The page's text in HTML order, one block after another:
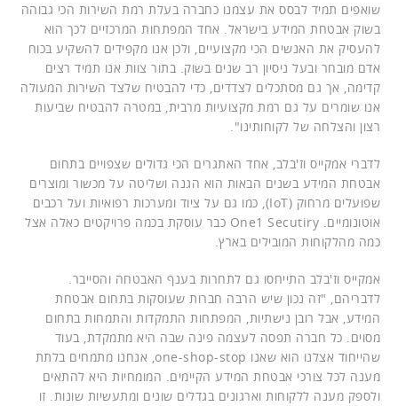
שואפים תמיד לבסס את עצמנו כחברה בעלת רמת השירות הכי גבוהה
בשוק אבטחת המידע בישראל. אחד המפתחות המרכזיים לכך הוא
להעסיק את האנשים הכי מקצועיים, ולכן אנו מקפידים להשקיע בכוח
אדם מובחר ובעל ניסיון רב שנים בשוק. בתור צוות אנו תמיד רצים
קדימה, אך גם מסתכלים לצדדים, כדי להבטיח שלצד השירות המעולה
אנו שומרים על גם רמת מקצועיות מרבית, במטרה להבטיח שביעות
רצון והצלחה של לקוחותינו".
לדברי אמקייס וז'בלב, אחד האתגרים הכי גדולים שצפויים בתחום
אבטחת המידע בשנים הבאות הוא הגנה ושליטה על מכשור ומוצרים
שפועלים מרחוק (IoT), כמו גם על ציוד ומערכות רפואיות ועל רכבים
אוטונומיים. One1 Secutiry כבר עוסקת בכמה פרויקטים כאלה אצל
כמה מהלקוחות המובילים בארץ.
אמקייס וז'בלב התייחסו גם לתחרות בענף האבטחה והסייבר.
לדבריהם, "זה נכון שיש הרבה חברות שעוסקות בתחום אבטחת
המידע, אבל רובן נישתיות, המפתחות התמקדות והתמחות בתחום
מסוים. כל חברה תפסה לעצמה פינה שבה היא מתמקדת, בעוד
שהייחוד אצלנו הוא שאנו one-shop-stop, אנחנו מתמחים בלתת
מענה לכל צורכי אבטחת המידע הקיימים. המומחיות היא להתאים
ולספק מענה ללקוחות וארגונים בגדלים שונים ומתעשיות שונות. זו